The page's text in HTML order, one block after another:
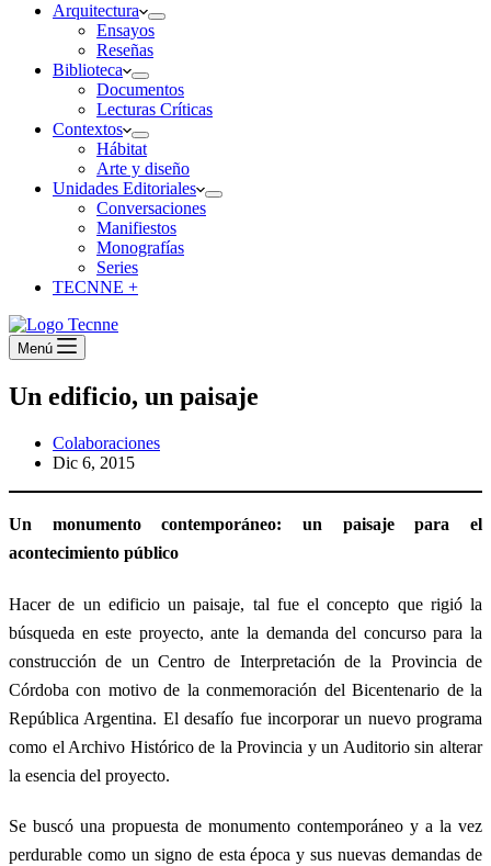
Arquitectura
Ensayos
Reseñas
Biblioteca
Documentos
Lecturas Críticas
Contextos
Hábitat
Arte y diseño
Unidades Editoriales
Conversaciones
Manifiestos
Monografías
Series
TECNNE +
Menú
Un edificio, un paisaje
Colaboraciones
Dic 6, 2015
Un monumento contemporáneo: un paisaje para el
acontecimiento público
Hacer de un edificio un paisaje, tal fue el concepto que rigió la
búsqueda en este proyecto, ante la demanda del concurso para la
construcción de un Centro de Interpretación de la Provincia de
Córdoba con motivo de la conmemoración del Bicentenario de la
República Argentina. El desafío fue incorporar un nuevo programa
como el Archivo Histórico de la Provincia y un Auditorio sin alterar
la esencia del proyecto.
Se buscó una propuesta de monumento contemporáneo y a la vez
perdurable como un signo de esta época y sus nuevas demandas de